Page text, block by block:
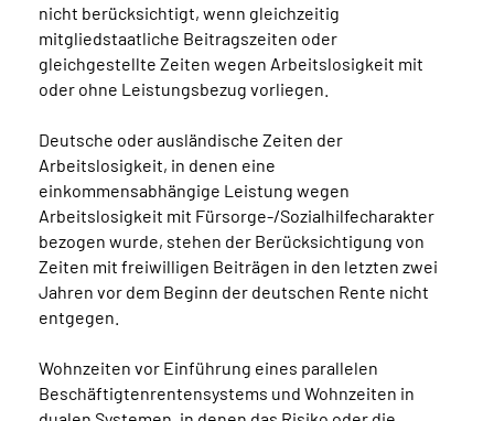
nicht berücksichtigt, wenn gleichzeitig
mitgliedstaatliche Beitragszeiten oder
gleichgestellte Zeiten wegen Arbeitslosigkeit mit
oder ohne Leistungsbezug vorliegen.
Deutsche oder ausländische Zeiten der
Arbeitslosigkeit, in denen eine
einkommensabhängige Leistung wegen
Arbeitslosigkeit mit Fürsorge-/Sozialhilfecharakter
bezogen wurde, stehen der Berücksichtigung von
Zeiten mit freiwilligen Beiträgen in den letzten zwei
Jahren vor dem Beginn der deutschen Rente nicht
entgegen.
Wohnzeiten vor Einführung eines parallelen
Beschäftigtenrentensystems und Wohnzeiten in